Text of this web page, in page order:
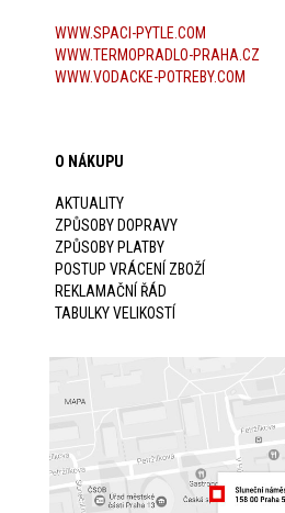
WWW.SPACI-PYTLE.COM
WWW.TERMOPRADLO-PRAHA.CZ
WWW.VODACKE-POTREBY.COM
O NÁKUPU
AKTUALITY
ZPŮSOBY DOPRAVY
ZPŮSOBY PLATBY
POSTUP VRÁCENÍ ZBOŽÍ
REKLAMAČNÍ ŘÁD
TABULKY VELIKOSTÍ